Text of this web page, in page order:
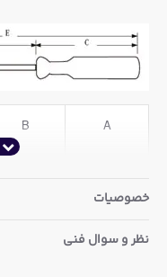
A
B
خصوصیات
نظر و سوال فنی